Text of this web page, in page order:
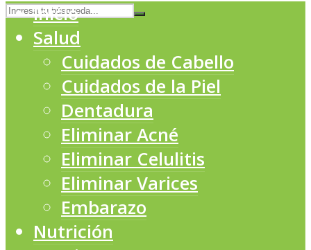
Inicio
Salud
Cuidados de Cabello
Cuidados de la Piel
Dentadura
Eliminar Acné
Eliminar Celulitis
Eliminar Varices
Embarazo
Nutrición